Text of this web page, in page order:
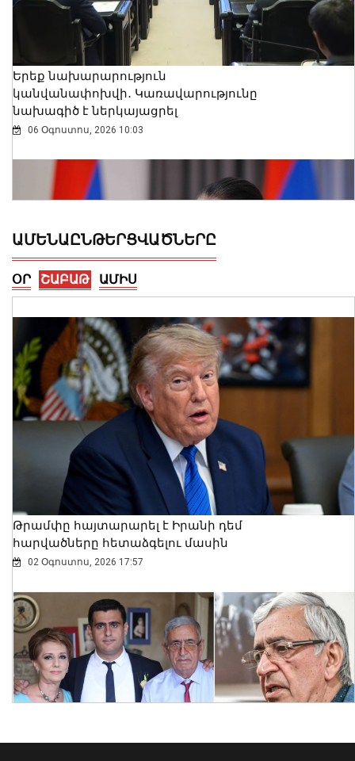
Երեք նախարարություն
կանվանափոխվի․ Կառավարությունը
նախագիծ է ներկայացրել
06 Օգոստոս, 2026 10:03
Դատախազության՝ պետշահերի
հայցի շրջանակում ՀՀ-ին
վերադարձված գույքն ամրացվեց
ՏԿԵՆ պետգույքի կառավարման
կոմիտեին
06 Օգոստոս, 2026 10:02
ԱՄԵՆԱԸՆԹԵՐՑՎԱԾՆԵՐԸ
ՕՐ ՇԱԲԱԹ ԱՄԻՍ
Թրամփը հայտարարել է Իրանի դեմ
հարվածները հետաձգելու մասին
02 Օգոստոս, 2026 17:57